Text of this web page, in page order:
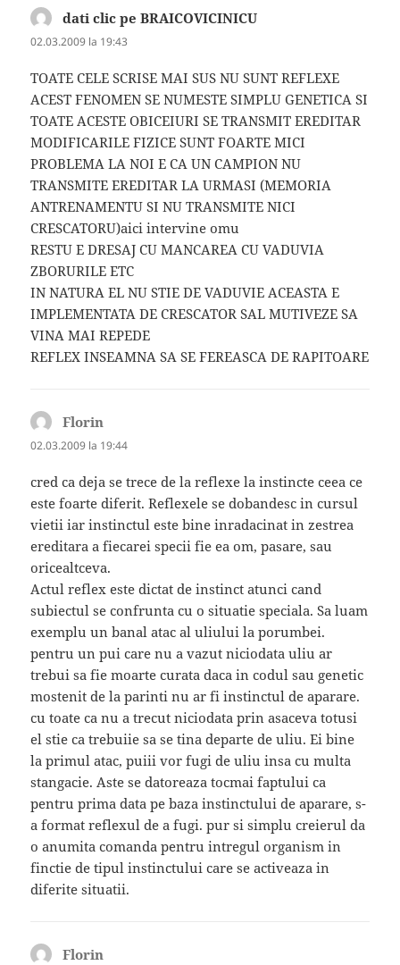
dati clic pe BRAICOVICINICU
02.03.2009 la 19:43
TOATE CELE SCRISE MAI SUS NU SUNT REFLEXE
ACEST FENOMEN SE NUMESTE SIMPLU GENETICA SI
TOATE ACESTE OBICEIURI SE TRANSMIT EREDITAR
MODIFICARILE FIZICE SUNT FOARTE MICI
PROBLEMA LA NOI E CA UN CAMPION NU
TRANSMITE EREDITAR LA URMASI (MEMORIA
ANTRENAMENTU SI NU TRANSMITE NICI
CRESCATORU)aici intervine omu
RESTU E DRESAJ CU MANCAREA CU VADUVIA
ZBORURILE ETC
IN NATURA EL NU STIE DE VADUVIE ACEASTA E
IMPLEMENTATA DE CRESCATOR SAL MUTIVEZE SA
VINA MAI REPEDE
REFLEX INSEAMNA SA SE FEREASCA DE RAPITOARE
Florin
02.03.2009 la 19:44
cred ca deja se trece de la reflexe la instincte ceea ce
este foarte diferit. Reflexele se dobandesc in cursul
vietii iar instinctul este bine inradacinat in zestrea
ereditara a fiecarei specii fie ea om, pasare, sau
oricealtceva.
Actul reflex este dictat de instinct atunci cand
subiectul se confrunta cu o situatie speciala. Sa luam
exemplu un banal atac al uliului la porumbei.
pentru un pui care nu a vazut niciodata uliu ar
trebui sa fie moarte curata daca in codul sau genetic
mostenit de la parinti nu ar fi instinctul de aparare.
cu toate ca nu a trecut niciodata prin asaceva totusi
el stie ca trebuiie sa se tina departe de uliu. Ei bine
la primul atac, puiii vor fugi de uliu insa cu multa
stangacie. Aste se datoreaza tocmai faptului ca
pentru prima data pe baza instinctului de aparare, s-
a format reflexul de a fugi. pur si simplu creierul da
o anumita comanda pentru intregul organism in
finctie de tipul instinctului care se activeaza in
diferite situatii.
Florin